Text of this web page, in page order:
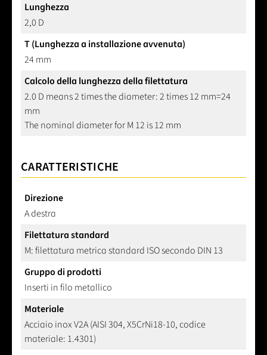
Lunghezza
2,0 D
T (Lunghezza a installazione avvenuta)
24 mm
Calcolo della lunghezza della filettatura
2.0 D means 2 times the diameter: 2 times 12 mm=24
mm
The nominal diameter for M 12 is 12 mm
CARATTERISTICHE
Direzione
A destra
Filettatura standard
M: filettatura metrica standard ISO secondo DIN 13
Gruppo di prodotti
Inserti in filo metallico
Materiale
Acciaio inox V2A (AISI 304, X5CrNi18-10, codice
materiale: 1.4301)